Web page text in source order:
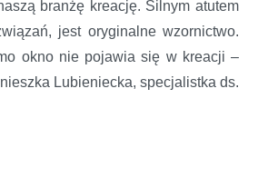
branżę kreację. Silnym atutem
jest oryginalne wzornictwo.
okno nie pojawia się w kreacji –
Lubieniecka, specjalistka ds.